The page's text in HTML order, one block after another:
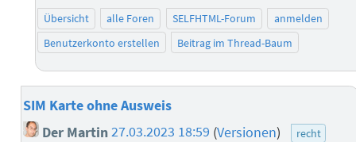
Übersicht alle Foren SELFHTML-Forum
anmelden
Benutzerkonto erstellen
Beitrag im Thread-Baum
SIM Karte ohne Ausweis
Der Martin27.03.2023 18:59 (Versionen) recht